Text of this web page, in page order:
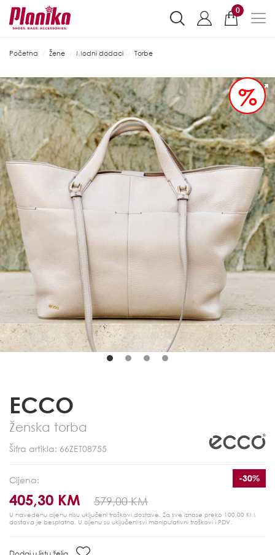
0
Početna Žene Modni dodaci Torbe
%
ECCO
Ženska torba
Šifra artikla: 66ZET08755
Cijena:
405,30 KM 579,00 KM
-30%
U navedenu cijenu nisu uključeni troškovi dostave. Za sve iznose preko 100,00 KM
dostava je besplatna. U cijenu su uključeni svi manipulativni troškovi i PDV.